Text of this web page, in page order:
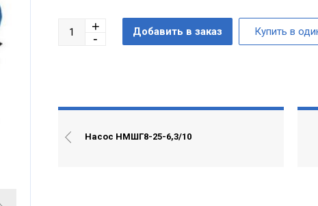
Насос НМШГ8-25-6,3/10